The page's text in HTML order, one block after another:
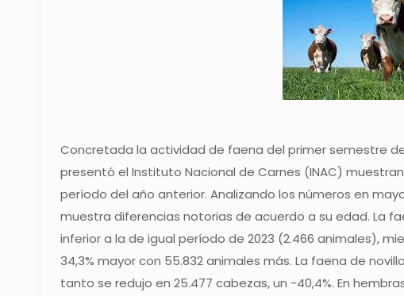
Concretada la actividad de faena del primer semestre
presentó el Instituto Nacional de Carnes (INAC)
período del año anterior. Analizando los números en
muestra diferencias notorias de acuerdo a su edad. La
inferior a la de igual período de 2023 (2.466 animales),
34,3% mayor con 55.832 animales más. La faena de
tanto se redujo en 25.477 cabezas, un -40,4%. En